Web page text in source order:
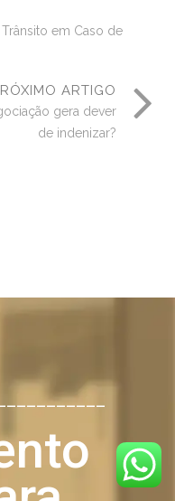
em Caso de
ARTIGO
gera dever
de indenizar?